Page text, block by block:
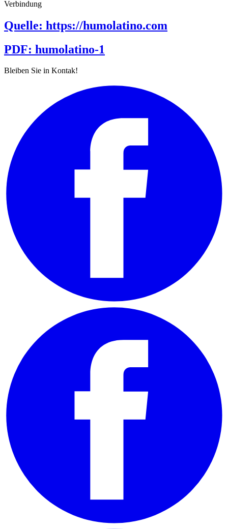
Verbindung
Quelle: ​https://humolatino.com
PDF: humolatino-1
Bleiben Sie in Kontak!